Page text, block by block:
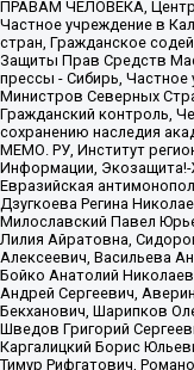
ПРАВАМ ЧЕЛОВЕКА, Центр
Частное учреждение в
стран, Гражданское
Защиты Прав Средств
прессы - Сибирь, Частное
Министров Северных
Гражданский контроль,
сохранению наследия
МЕМО. РУ, Институт
Информации,
Евразийская
Дзугкоева Регина
Милославский Павел
Лилия Айратовна,
Алексеевич, Васильева
Бойко Анатолий
Андрей Сергеевич,
Бекханович, Шарипков
Шведов Григорий
Каргалицкий Борис
Тимур Рифгатович,